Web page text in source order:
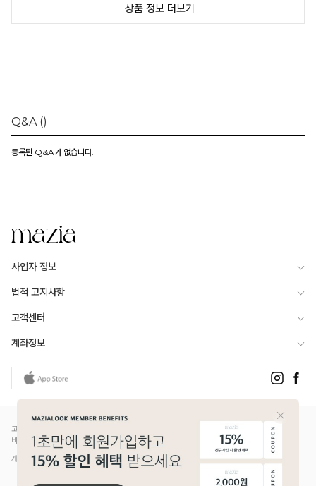
상품 정보 더보기
Q&A ()
등록된 Q&A가 없습니다.
사업자 정보
법적 고지사항
고객센터
계좌정보
고객님은 안전거래를 위해 현금 등으로 결제 시 저희 쇼핑몰에서 가입한 PG사의 구매안전서
비스를 이용하실 수 있습니다.
개인정보보호배상책임보험(Ⅱ) 가입 - 메리츠화재 증권번호 14610-1327